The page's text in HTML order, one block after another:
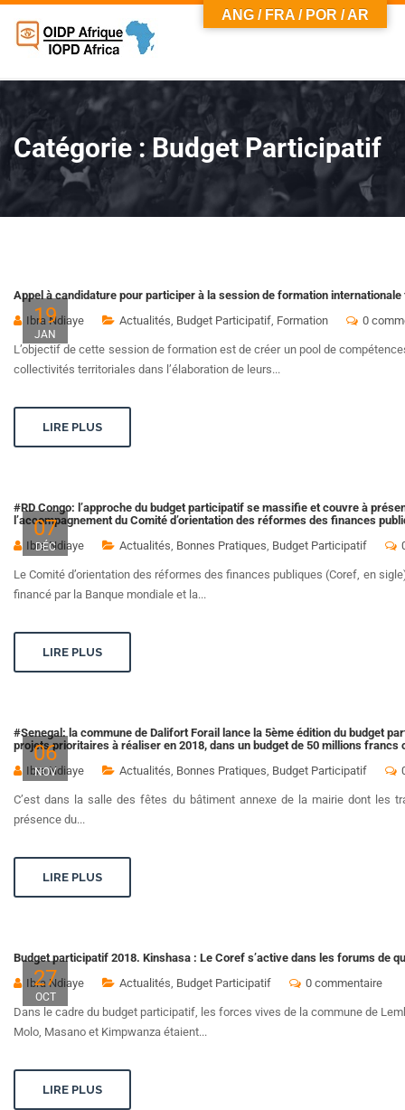
Catégorie :Budget Participatif
19
JAN
Appel à candidature pour participer à la session de formation
Ibra Ndiaye
Actualités, Budget Participatif, Formation 0
L’objectif de cette session de formation est de créer un pool de
collectivités territoriales dans l’élaboration de leurs...
LIRE PLUS
07
DÉC
#RD Congo: l’approche du budget participatif se massifie et couvre à
l’accompagnement du Comité d’orientation des réformes des finances
Ibra Ndiaye
Actualités, Bonnes Pratiques, Budget Participatif
Le Comité d’orientation des réformes des finances publiques (Coref, en
financé par la Banque mondiale et la...
LIRE PLUS
06
NOV
#Senegal: la commune de Dalifort Forail lance la 5ème édition du budget
projets prioritaires à réaliser en 2018, dans un budget de 50 millions francs
Ibra Ndiaye
Actualités, Bonnes Pratiques, Budget Participatif
C’est dans la salle des fêtes du bâtiment annexe de la mairie dont les
présence du...
LIRE PLUS
27
OCT
Budget participatif 2018. Kinshasa : Le Coref s’active dans les forums de
Ibra Ndiaye
Actualités, Budget Participatif 0 commentaire
Dans le cadre du budget participatif, les forces vives de la commune de
Molo, Masano et Kimpwanza étaient...
LIRE PLUS
ANG / FRA / POR / AR